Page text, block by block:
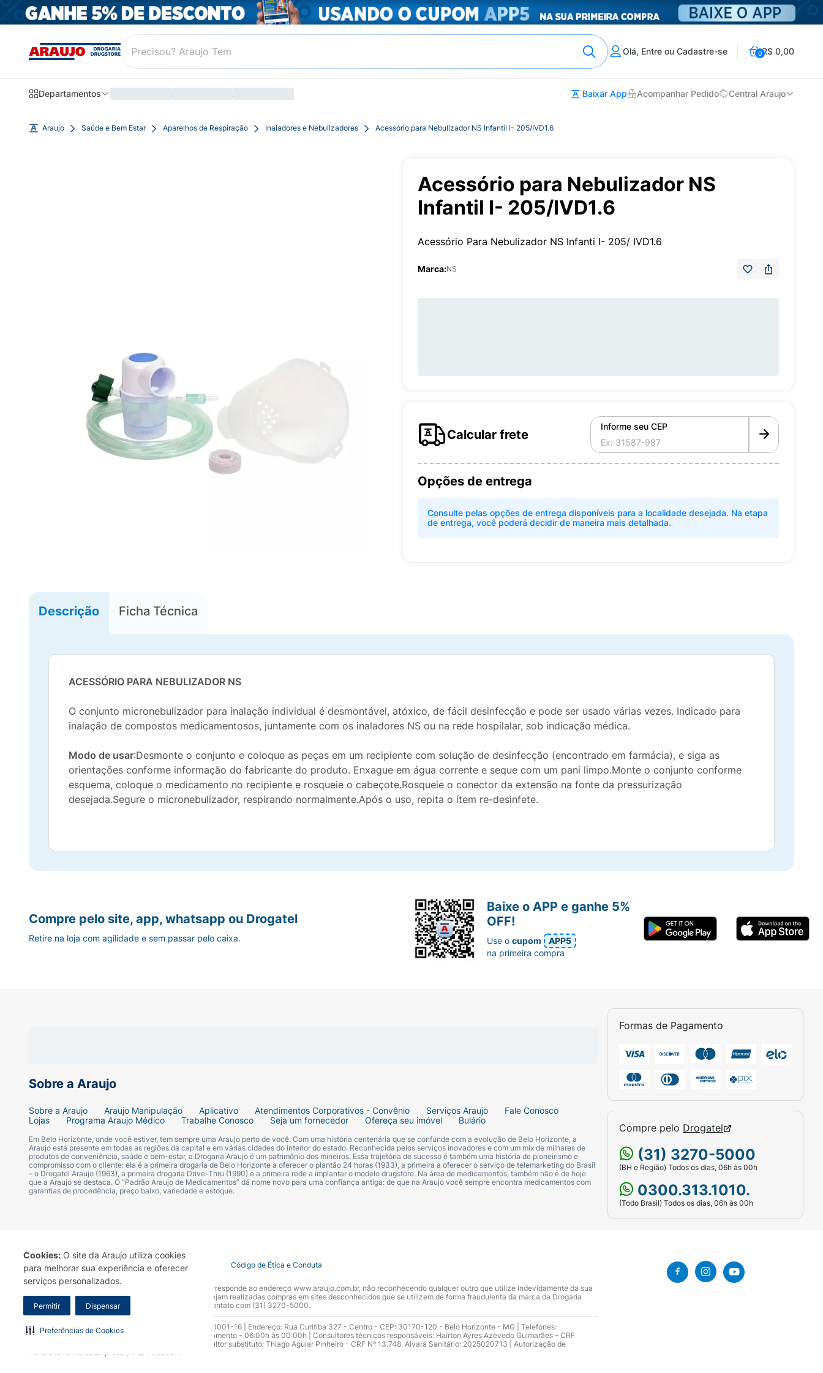
Cookies: O site da Araujo utiliza cookies
para melhorar sua experiência e oferecer
serviços personalizados.
Permitir Dispensar
Preferências de Cookies
Olá, Entre ou Cadastre-se 0R$ 0,00
Departamentos Baixar App Acompanhar Pedido Central Araujo
Araujo Saúde e Bem Estar Aparelhos de Respiração Inaladores e Nebulizadores Acessório para Nebulizador NS Infantil I- 205/IVD1.6
Acessório para Nebulizador NS
Infantil I- 205/IVD1.6
Acessório Para Nebulizador NS Infanti I- 205/ IVD1.6
Marca:NS
Calcular frete
Informe seu CEP
Opções de entrega
Consulte pelas opções de entrega disponíveis para a localidade desejada. Na etapa
de entrega, você poderá decidir de maneira mais detalhada.
Descrição Ficha Técnica
ACESSÓRIO PARA NEBULIZADOR NS
O conjunto micronebulizador para inalação individual é desmontável, atóxico, de fácil desinfecção e pode ser usado várias vezes. Indicado para
inalação de compostos medicamentosos, juntamente com os inaladores NS ou na rede hospilalar, sob indicação médica.
Modo de usar:Desmonte o conjunto e coloque as peças em um recipiente com solução de desinfecção (encontrado em farmácia), e siga as
orientações conforme informação do fabricante do produto. Enxague em água corrente e seque com um pani limpo.Monte o conjunto conforme
esquema, coloque o medicamento no recipiente e rosqueie o cabeçote.Rosqueie o conector da extensão na fonte da pressurização
desejada.Segure o micronebulizador, respirando normalmente.Após o uso, repita o ítem re-desinfete.
Sobre a Araujo
Sobre a Araujo Araujo Manipulação Aplicativo Atendimentos Corporativos - Convênio Serviços Araujo
Fale Conosco
Lojas
Programa Araujo Médico Trabalhe Conosco Seja um fornecedor Ofereça seu imóvel Bulário
Em Belo Horizonte, onde você estiver, tem sempre uma Araujo perto de você. Com uma história centenária que se confunde com a evolução de Belo Horizonte, a
Araujo está presente em todas as regiões da capital e em várias cidades do interior do estado. Reconhecida pelos serviços inovadores e com um mix de milhares de
produtos de conveniência, saúde e bem-estar, a Drogaria Araujo é um patrimônio dos mineiros. Essa trajetória de sucesso é também uma história de pioneirismo e
compromisso com o cliente: ela é a primeira drogaria de Belo Horizonte a oferecer o plantão 24 horas (1933), a primeira a oferecer o serviço de telemarketing do Brasil
– o Drogatel Araujo (1963), a primeira drogaria Drive-Thru (1990) e a primeira rede a implantar o modelo drugstore. Na área de medicamentos, também não é de hoje
que a Araujo se destaca. O “Padrão Araujo de Medicamentos” dá nome novo para uma confiança antiga: de que na Araujo você sempre encontra medicamentos com
garantias de procedência, preço baixo, variedade e estoque.
Formas de Pagamento
Compre pelo Drogatel
(31) 3270-5000
(BH e Região) Todos os dias, 06h às 00h
0300.313.1010.
(Todo Brasil) Todos os dias, 06h às 00h
Compre pelo site, app, whatsapp ou Drogatel
Retire na loja com agilidade e sem passar pelo caixa.
Baixe o APP e ganhe 5%
OFF!
Use ocupom
APP5
na primeira compra
Termo de Uso Portal da Privacidade Covid-19 Código de Ética e Conduta
A Drogaria Araujo S/A informa que o seu site oficial corresponde ao endereço www.araujo.com.br, não reconhecendo qualquer outro que utilize indevidamente da sua
marca. Para sua segurança recomendamos que não sejam realizadas compras em sites desconhecidos que se utilizem de forma fraudulenta da marca da Drogaria
Araujo S.A. Em caso de dúvidas, gentileza entrar em contato com (31) 3270-5000.
Razão Social: Drogaria Araujo S.A | CNPJ: 17.256.512.0001-16 | Endereço: Rua Curitiba 327 - Centro - CEP: 30170-120 - Belo Horizonte - MG | Telefones:
0300.313.1010 e (31) 3270-5000 Horário de funcionamento - 06:00h às 00:00h | Consultores técnicos responsáveis: Hairton Ayres Azevedo Guimarães – CRF
10.965 | Yasmin Silva Alvarenga – CRF 52.584 - Consultor substituto: Thiago Aguiar Pinheiro - CRF Nº 13.748. Alvará Sanitário: 2025020713 | Autorização de
Funcionamento da Empresa (AFE): 7.16355-1